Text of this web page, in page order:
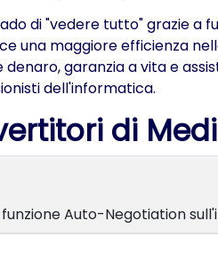
di "vedere tutto" grazie a
una maggiore efficienza
garanzia a vita e
dell'informatica.
di
Auto-Negotiation